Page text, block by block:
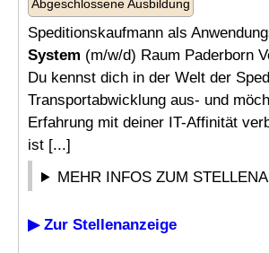
Abgeschlossene Ausbildung
Speditionskaufmann als
System (m/w/d) Raum Paderborn
Du kennst dich in der Welt der
Transportabwicklung aus- und
Erfahrung mit deiner IT-Affinität
ist [...]
MEHR INFOS ZUM
▶ Zur Stellenanzeige